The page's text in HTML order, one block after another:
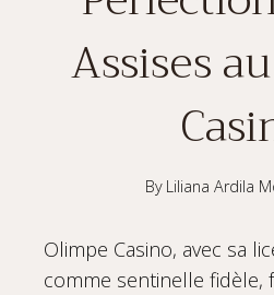
Assises
By Liliana Ardila
Olimpe Casino, avec sa
comme sentinelle fidèle,